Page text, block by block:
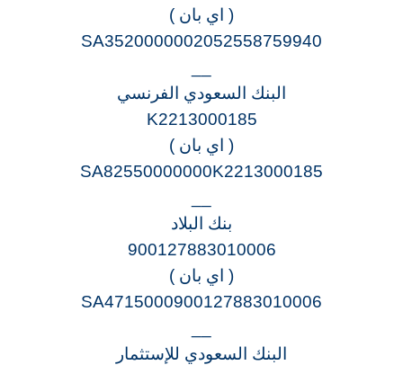
( اي بان )
SA3520000002052558759940
البنك السعودي الفرنسي
K2213000185
( اي بان )
SA82550000000K2213000185
بنك البلاد
900127883010006
( اي بان )
SA4715000900127883010006
البنك السعودي للإستثمار